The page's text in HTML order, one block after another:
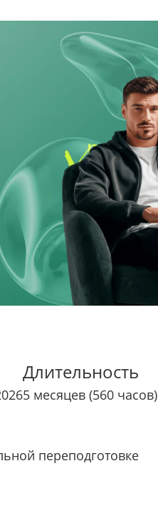
Длительность
5 месяцев (560 часов)
переподготовке